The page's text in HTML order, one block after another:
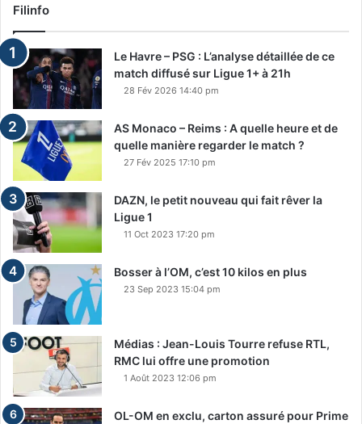
Filinfo
Le Havre – PSG : L’analyse détaillée de ce
match diffusé sur Ligue 1+ à 21h
28 Fév 2026 14:40 pm
AS Monaco – Reims : A quelle heure et de
quelle manière regarder le match ?
27 Fév 2025 17:10 pm
DAZN, le petit nouveau qui fait rêver la
Ligue 1
11 Oct 2023 17:20 pm
Bosser à l’OM, c’est 10 kilos en plus
23 Sep 2023 15:04 pm
Médias : Jean-Louis Tourre refuse RTL,
RMC lui offre une promotion
1 Août 2023 12:06 pm
OL-OM en exclu, carton assuré pour Prime